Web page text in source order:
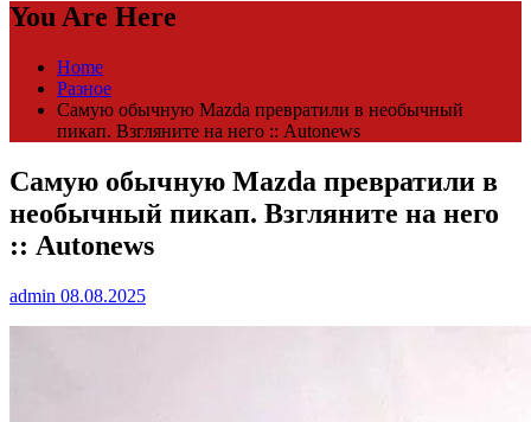
You Are Here
Home
Разное
Самую обычную Mazda превратили в необычный
пикап. Взгляните на него :: Autonews
Самую обычную Mazda превратили в
необычный пикап. Взгляните на него
:: Autonews
admin 08.08.2025